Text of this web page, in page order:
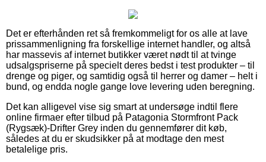
Det er efterhånden ret så fremkommeligt for os alle at lave
prissammenligning fra forskellige internet handler, og altså
har massevis af internet butikker været nødt til at tvinge
udsalgspriserne på specielt deres bedst i test produkter – til
drenge og piger, og samtidig også til herrer og damer – helt i
bund, og endda nogle gange love levering uden beregning.
Det kan alligevel vise sig smart at undersøge indtil flere
online firmaer efter tilbud på Patagonia Stormfront Pack
(Rygsæk)-Drifter Grey inden du gennemfører dit køb,
således at du er skudsikker på at modtage den mest
betalelige pris.